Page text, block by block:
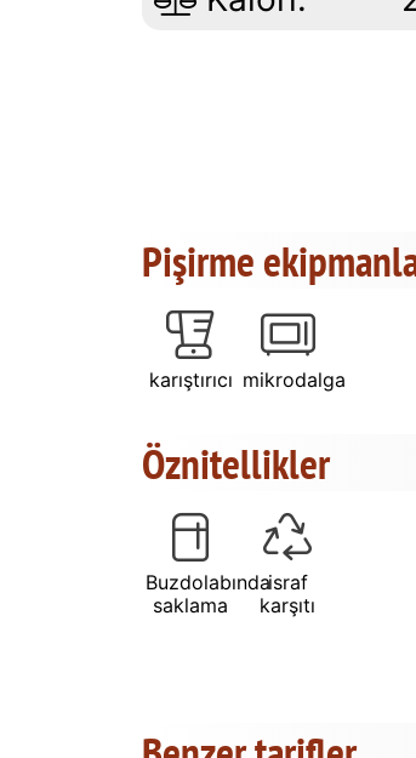
Pişirme
karıştırıcı mikrodalga
Öznitellikler
Buzdolabında
saklama
israf
karşıtı